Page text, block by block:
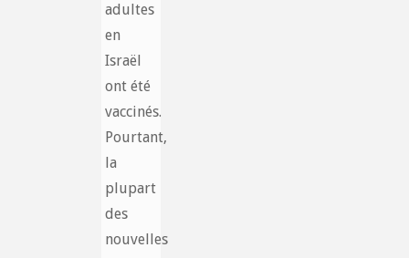
adultes
en
Israël
ont été
vaccinés.
Pourtant,
la
plupart
des
nouvelles